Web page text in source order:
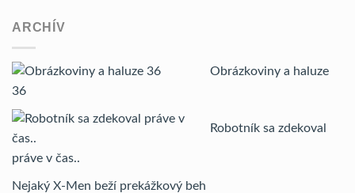
ARCHÍV
Obrázkoviny a haluze
36
Robotník sa zdekoval
práve v čas..
Nejaký X-Men beží prekážkový beh